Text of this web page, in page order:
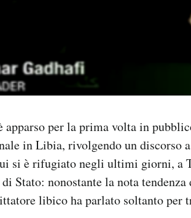
apparso per la prima volta in
in Libia, rivolgendo un discorso
si è rifugiato negli ultimi giorni, a
Stato: nonostante la nota
libico ha parlato soltanto per